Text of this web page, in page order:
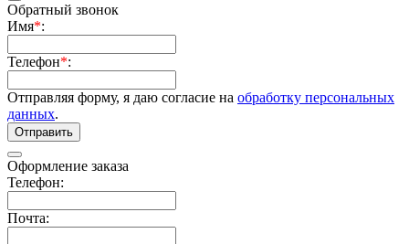
Обратный звонок
Имя*:
Телефон*:
Отправляя форму, я даю согласие на обработку персональных
данных.
Отправить
Оформление заказа
Телефон:
Почта: